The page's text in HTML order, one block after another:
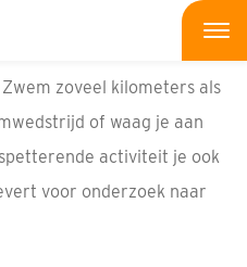
zoveel kilometers als
of waag je aan
activiteit je ook
voor onderzoek naar